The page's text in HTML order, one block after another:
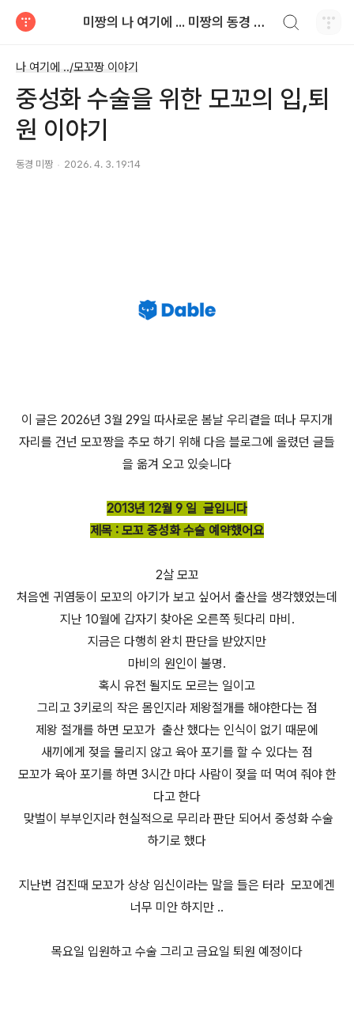
미짱의 나 여기에 ... 미짱의 동경 생활
나 여기에 ../모꼬짱 이야기
중성화 수술을 위한 모꼬의 입,퇴
원 이야기
동경 미짱 2026. 4. 3. 19:14
이 글은 2026년 3월 29일 따사로운 봄날 우리곁을 떠나 무지개
자리를 건넌 모꼬짱을 추모 하기 위해 다음 블로그에 올렸던 글들
을 옮겨 오고 있슺니다
2013년 12월 9 일 글입니다
제목 : 모꼬 중성화 수술 예약했어요
2살 모꼬
처음엔 귀염둥이 모꼬의 아기가 보고 싶어서 출산을 생각했었는데
지난 10월에 갑자기 찾아온 오른쪽 뒷다리 마비.
지금은 다행히 완치 판단을 받았지만
마비의 원인이 불명.
혹시 유전 될지도 모르는 일이고
그리고 3키로의 작은 몸인지라 제왕절개를 해야한다는 점
제왕 절개를 하면 모꼬가 출산 했다는 인식이 없기 때문에
새끼에게 젖을 물리지 않고 육아 포기를 할 수 있다는 점
모꼬가 육아 포기를 하면 3시간 마다 사람이 젖을 떠 먹여 줘야 한
다고 한다
맞벌이 부부인지라 현실적으로 무리라 판단 되어서 중성화 수술
하기로 했다
지난번 검진때 모꼬가 상상 임신이라는 말을 들은 터라 모꼬에겐
너무 미안 하지만 ..
목요일 입원하고 수술 그리고 금요일 퇴원 예정이다